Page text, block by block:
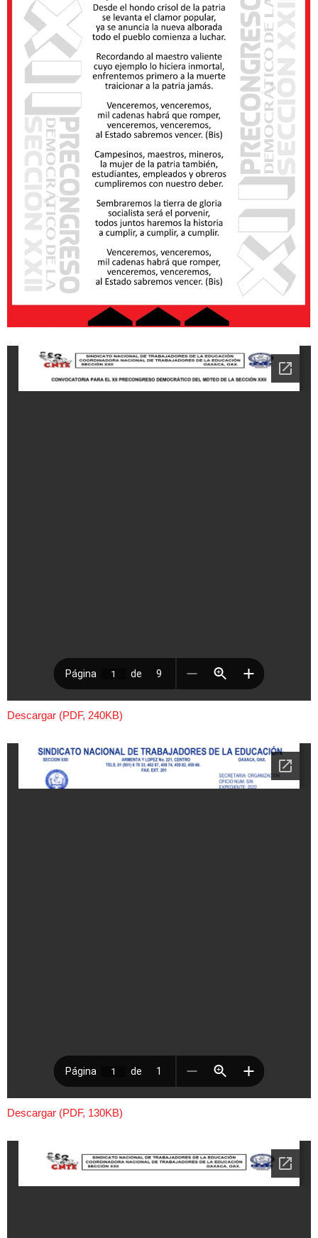
Descargar (PDF, 240KB)
Descargar (PDF, 130KB)